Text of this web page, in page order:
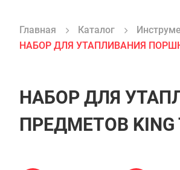
Главная Каталог
НАБОР ДЛЯ УТАПЛИВАНИЯ
НАБОР ДЛЯ
ПРЕДМЕТОВ KING